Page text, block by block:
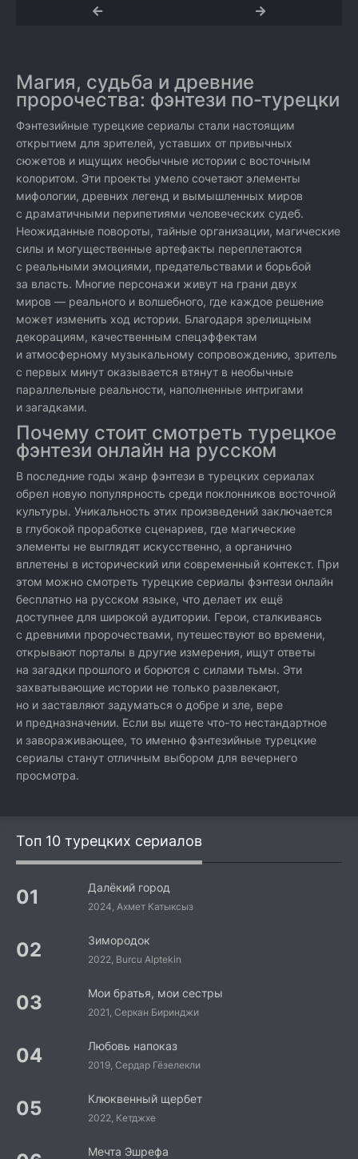
Магия, судьба и древние
пророчества: фэнтези по-турецки
Фэнтезийные турецкие сериалы стали настоящим
открытием для зрителей, уставших от привычных
сюжетов и ищущих необычные истории с восточным
колоритом. Эти проекты умело сочетают элементы
мифологии, древних легенд и вымышленных миров
с драматичными перипетиями человеческих судеб.
Неожиданные повороты, тайные организации, магические
силы и могущественные артефакты переплетаются
с реальными эмоциями, предательствами и борьбой
за власть. Многие персонажи живут на грани двух
миров — реального и волшебного, где каждое решение
может изменить ход истории. Благодаря зрелищным
декорациям, качественным спецэффектам
и атмосферному музыкальному сопровождению, зритель
с первых минут оказывается втянут в необычные
параллельные реальности, наполненные интригами
и загадками.
Почему стоит смотреть турецкое
фэнтези онлайн на русском
В последние годы жанр фэнтези в турецких сериалах
обрел новую популярность среди поклонников восточной
культуры. Уникальность этих произведений заключается
в глубокой проработке сценариев, где магические
элементы не выглядят искусственно, а органично
вплетены в исторический или современный контекст. При
этом можно смотреть турецкие сериалы фэнтези онлайн
бесплатно на русском языке, что делает их ещё
доступнее для широкой аудитории. Герои, сталкиваясь
с древними пророчествами, путешествуют во времени,
открывают порталы в другие измерения, ищут ответы
на загадки прошлого и борются с силами тьмы. Эти
захватывающие истории не только развлекают,
но и заставляют задуматься о добре и зле, вере
и предназначении. Если вы ищете что-то нестандартное
и завораживающее, то именно фэнтезийные турецкие
сериалы станут отличным выбором для вечернего
просмотра.
Топ 10 турецких сериалов
Далёкий город
2024, Ахмет Катыксыз
Зимородок
2022, Burcu Alptekin
Мои братья, мои сестры
2021, Серкан Биринджи
Любовь напоказ
2019, Сердар Гёзелекли
Клюквенный щербет
2022, Кетджхе
Мечта Эшрефа